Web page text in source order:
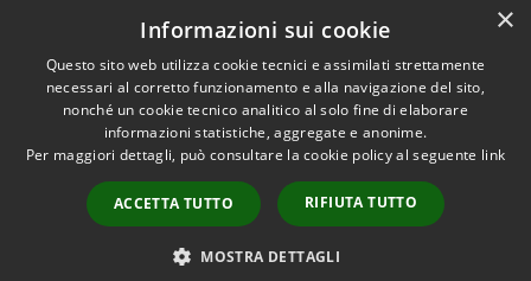
Dichiarazione di accessibilità
Accessibilità
Copyright © 2026 • Comune di
Mussolente • Powered by
Municipium•
Accesso
redazione
×
Informazioni sui cookie
Questo sito web utilizza cookie tecnici e assimilati strettamente
necessari al corretto funzionamento e alla navigazione del sito,
nonché un cookie tecnico analitico al solo fine di elaborare
informazioni statistiche, aggregate e anonime.
Per maggiori dettagli, può consultare la cookie policy al seguente link
ACCETTA TUTTO RIFIUTA TUTTO
MOSTRA DETTAGLI